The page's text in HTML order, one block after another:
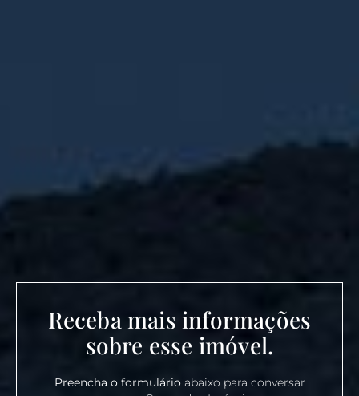
Receba mais informações
sobre esse imóvel.
Preencha o formulárioabaixo para conversar